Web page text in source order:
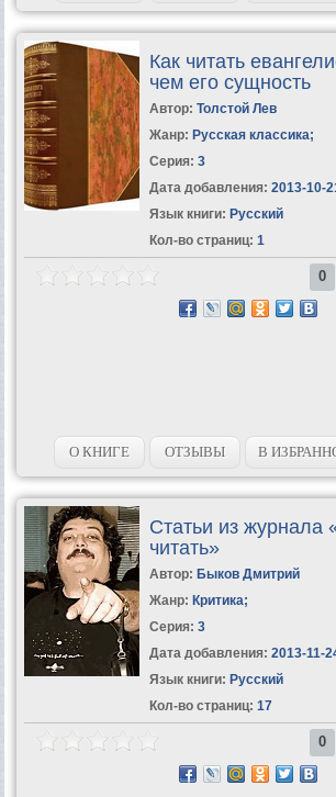
Как читать
чем его сущность
Автор: Толстой Лев
Жанр: Русская классика;
Серия: 3
Дата добавления: 2013-10-
Язык книги: Русский
Кол-во страниц: 1
0
О КНИГЕ ОТЗЫВЫ В
Статьи из журнала
читать»
Автор: Быков Дмитрий
Жанр: Критика;
Серия: 3
Дата добавления: 2013-11-
Язык книги: Русский
Кол-во страниц: 17
0